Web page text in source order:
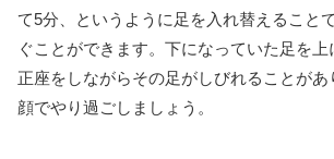
て5分、というように足を入れ替えること
ぐことができます。下になっていた足を上
正座をしながらその足がしびれることがあ
顔でやり過ごしましょう。